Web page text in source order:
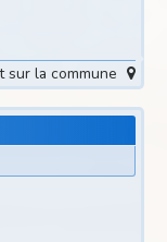
sur la commune